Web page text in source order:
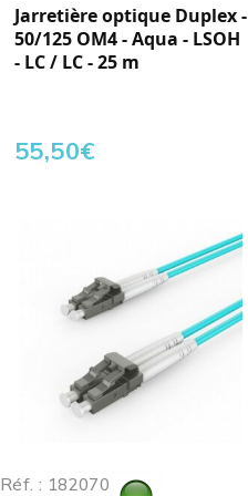
Jarretière optique Duplex -
50/125 OM4 - Aqua - LSOH
- LC / LC - 25 m
55,50€
Réf. : 182070